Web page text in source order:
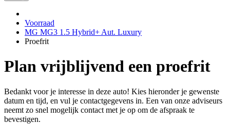
Voorraad
MG MG3 1.5 Hybrid+ Aut. Luxury
Proefrit
Plan vrijblijvend een proefrit
Bedankt voor je interesse in deze auto! Kies hieronder je gewenste
datum en tijd, en vul je contactgegevens in. Een van onze adviseurs
neemt zo snel mogelijk contact met je op om de afspraak te
bevestigen.